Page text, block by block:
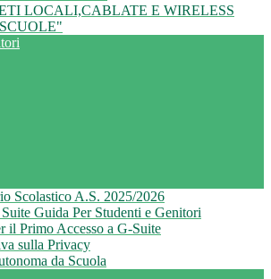
LOCALI,CABLATE E WIRELESS
Scolastico A.S. 2025/2026
Guida Per Studenti e Genitori
il Primo Accesso a G-Suite
sulla Privacy
da Scuola